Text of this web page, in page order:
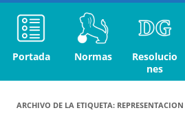
Portada Normas
Resolucio
nes
ARCHIVO DE LA ETIQUETA: